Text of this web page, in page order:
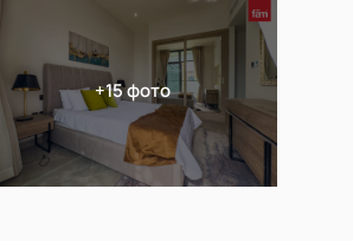
+15 фото